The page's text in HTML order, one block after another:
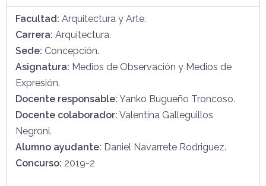
Facultad: Arquitectura y Arte.
Carrera: Arquitectura.
Sede: Concepción.
Asignatura: Medios de Observación y Medios de
Expresión.
Docente responsable: Yanko Bugueño Troncoso.
Docente colaborador: Valentina Galleguillos
Negroni.
Alumno ayudante: Daniel Navarrete Rodriguez.
Concurso: 2019-2